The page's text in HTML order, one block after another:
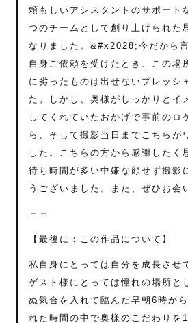
頼もしいアシスタントのサポート
つのチームとして創り上げられた
なりました。&#x2028;今だから
自身ご依頼を受けたとき、この場
に劣ったものは出せないプレッシ
た。しかし、奥様がしっかりとイ
してくれていたおかげで事前のロ
ら、そして撮影当日までこちらが
した。こちらの方から感謝したく
待ち時間が多い中嫌な顔せず撮影
うございました。また、ぜひお会
＝＝
【最後に：この作品について】
私自身にとっては自分を成長させ
ゲスト様にとっては憧れの場所と
ぬ気合を入れて臨んだ早朝6時か
れた時間の中で奥様のこだわりを